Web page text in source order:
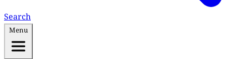
Search
Menu